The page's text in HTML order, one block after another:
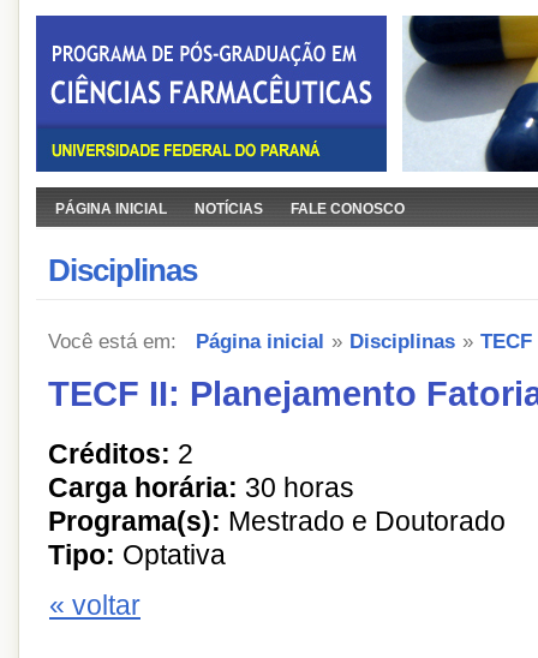
PÁGINA INICIAL NOTÍCIAS FALE CONOSCO
Disciplinas
Você está em: Página inicial » Disciplinas »
TECF II: Planejamento
Créditos: 2
Carga horária: 30 horas
Programa(s): Mestrado e Doutorado
Tipo: Optativa
« voltar